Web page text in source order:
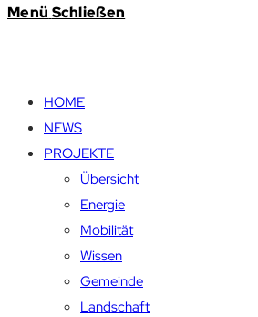
Menü Schließen
HOME
NEWS
PROJEKTE
Übersicht
Energie
Mobilität
Wissen
Gemeinde
Landschaft